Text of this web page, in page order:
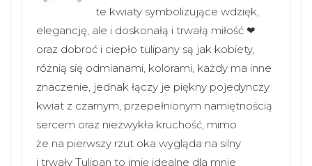
te kwiaty symbolizujące wdzięk,
elegancję, ale i doskonałą i trwałą miłość ❤
oraz dobroć i ciepło tulipany są jak kobiety,
różnią się odmianami, kolorami, każdy ma inne
znaczenie, jednak łączy je piękny pojedynczy
kwiat z czarnym, przepełnionym namiętnością
sercem oraz niezwykła kruchość, mimo
że na pierwszy rzut oka wygląda na silny
i trwały Tulipan to imię idealne dla mnie